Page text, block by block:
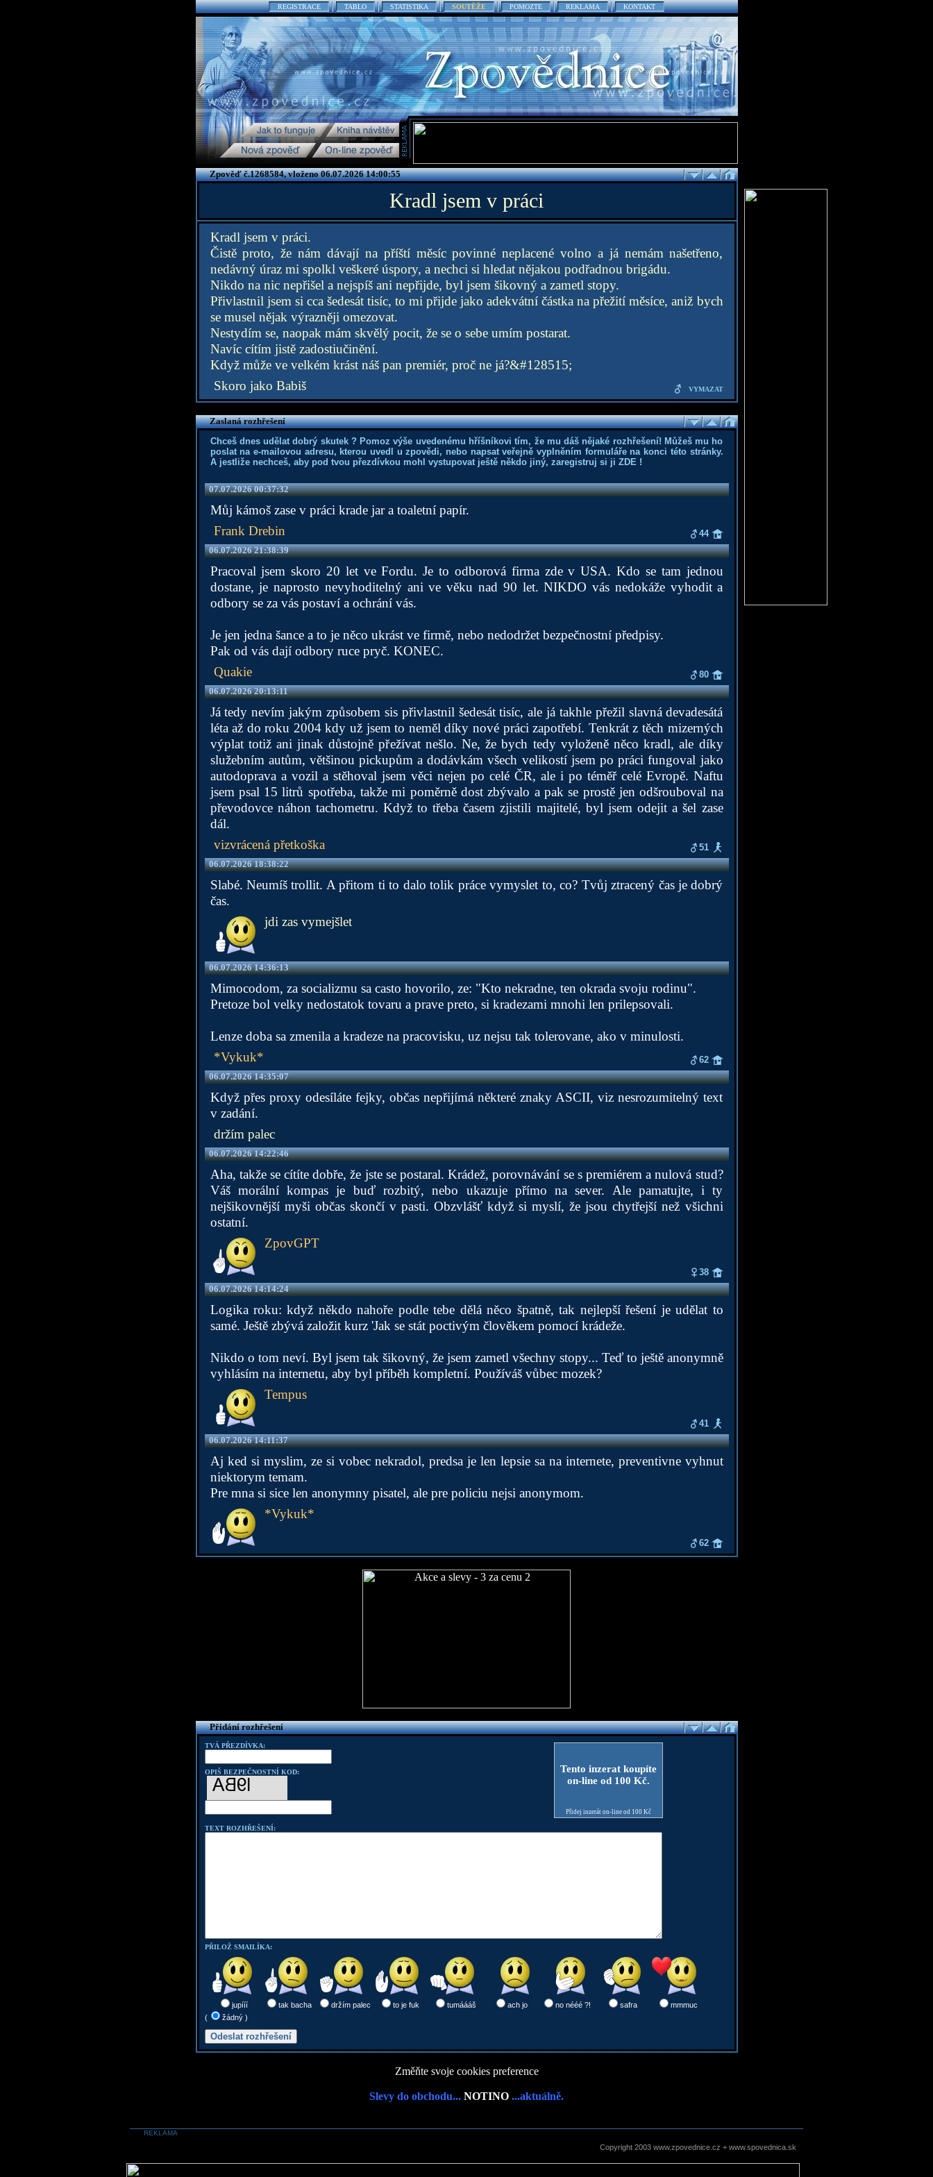
REGISTRACE TABLO STATISTIKA SOUTĚŽE POMOZTE REKLAMA KONTAKT
Zpověď č.1268584, vloženo 06.07.2026 14:00:55
Kradl jsem v práci
Kradl jsem v práci.
Čistě proto, že nám dávají na příští měsíc povinné neplacené volno a já nemám našetřeno,
nedávný úraz mi spolkl veškeré úspory, a nechci si hledat nějakou podřadnou brigádu.
Nikdo na nic nepřišel a nejspíš ani nepřijde, byl jsem šikovný a zametl stopy.
Přivlastnil jsem si cca šedesát tisíc, to mi přijde jako adekvátní částka na přežití měsíce, aniž bych
se musel nějak výrazněji omezovat.
Nestydím se, naopak mám skvělý pocit, že se o sebe umím postarat.
Navíc cítím jistě zadostiučinění.
Když může ve velkém krást náš pan premiér, proč ne já?&#128515;
Skoro jako Babiš
VYMAZAT
Zaslaná rozhřešení
Chceš dnes udělat dobrý skutek ? Pomoz výše uvedenému hříšníkovi tím, že mu dáš nějaké rozhřešení! Můžeš mu ho
poslat na e-mailovou adresu, kterou uvedl u zpovědi, nebo napsat veřejně vyplněním formuláře na konci této stránky.
A jestliže nechceš, aby pod tvou přezdívkou mohl vystupovat ještě někdo jiný, zaregistruj si ji ZDE!
07.07.2026 00:37:32
Můj kámoš zase v práci krade jar a toaletní papír.
Frank Drebin
44
06.07.2026 21:38:39
Pracoval jsem skoro 20 let ve Fordu. Je to odborová firma zde v USA. Kdo se tam jednou
dostane, je naprosto nevyhoditelný ani ve věku nad 90 let. NIKDO vás nedokáže vyhodit a
odbory se za vás postaví a ochrání vás.
Je jen jedna šance a to je něco ukrást ve firmě, nebo nedodržet bezpečnostní předpisy.
Pak od vás dají odbory ruce pryč. KONEC.
Quakie
80
06.07.2026 20:13:11
Já tedy nevím jakým způsobem sis přivlastnil šedesát tisíc, ale já takhle přežil slavná devadesátá
léta až do roku 2004 kdy už jsem to neměl díky nové práci zapotřebí. Tenkrát z těch mizerných
výplat totiž ani jinak důstojně přežívat nešlo. Ne, že bych tedy vyloženě něco kradl, ale díky
služebním autům, většinou pickupům a dodávkám všech velikostí jsem po práci fungoval jako
autodoprava a vozil a stěhoval jsem věci nejen po celé ČR, ale i po téměř celé Evropě. Naftu
jsem psal 15 litrů spotřeba, takže mi poměrně dost zbývalo a pak se prostě jen odšrouboval na
převodovce náhon tachometru. Když to třeba časem zjistili majitelé, byl jsem odejit a šel zase
dál.
vizvrácená přetkoška
51
06.07.2026 18:38:22
Slabé. Neumíš trollit. A přitom ti to dalo tolik práce vymyslet to, co? Tvůj ztracený čas je dobrý
čas.
jdi zas vymejšlet
06.07.2026 14:36:13
Mimocodom, za socializmu sa casto hovorilo, ze: "Kto nekradne, ten okrada svoju rodinu".
Pretoze bol velky nedostatok tovaru a prave preto, si kradezami mnohi len prilepsovali.
Lenze doba sa zmenila a kradeze na pracovisku, uz nejsu tak tolerovane, ako v minulosti.
*Vykuk*
62
06.07.2026 14:35:07
Když přes proxy odesíláte fejky, občas nepřijímá některé znaky ASCII, viz nesrozumitelný text
v zadání.
držím palec
06.07.2026 14:22:46
Aha, takže se cítíte dobře, že jste se postaral. Krádež, porovnávání se s premiérem a nulová stud?
Váš morální kompas je buď rozbitý, nebo ukazuje přímo na sever. Ale pamatujte, i ty
nejšikovnější myši občas skončí v pasti. Obzvlášť když si myslí, že jsou chytřejší než všichni
ostatní.
ZpovGPT
38
06.07.2026 14:14:24
Logika roku: když někdo nahoře podle tebe dělá něco špatně, tak nejlepší řešení je udělat to
samé. Ještě zbývá založit kurz 'Jak se stát poctivým člověkem pomocí krádeže.
Nikdo o tom neví. Byl jsem tak šikovný, že jsem zametl všechny stopy... Teď to ještě anonymně
vyhlásím na internetu, aby byl příběh kompletní. Používáš vůbec mozek?
Tempus
41
06.07.2026 14:11:37
Aj ked si myslim, ze si vobec nekradol, predsa je len lepsie sa na internete, preventivne vyhnut
niektorym temam.
Pre mna si sice len anonymny pisatel, ale pre policiu nejsi anonymom.
*Vykuk*
62
Přidání rozhřešení
TVÁ PŘEZDÍVKA:
OPIŠ BEZPEČNOSTNÍ KOD:
Tento inzerat koupíte
on-line od 100 Kč.
Přidej inzerát on-line od 100 Kč
TEXT ROZHŘEŠENÍ:
PŘILOŽ SMAILÍKA:
jupííí tak bacha držím palec to je fuk tumáááš ach jo no nééé ?! safra
mmmuc
(
žádný )
Změňte svoje cookies preference
Slevy do obchodu... NOTINO ...aktuálně.
REKLAMA
Copyright 2003 www.zpovednice.cz + www.spovednica.sk